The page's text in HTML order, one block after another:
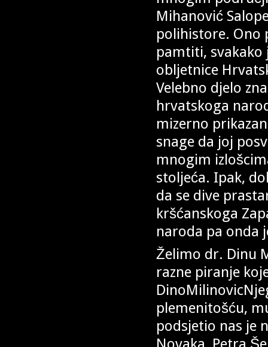
Mihanović
polihistore. Ono
pamtiti, svakako
obljetnice
Velebno djelo
hrvatskoga
mizerno
snage da joj
mnogim
stoljeća. Ipak,
da se dive
kršćanskoga
naroda pa onda
Želimo dr. Dinu
razne piranje
plemenitošću,
podsjetio nas je